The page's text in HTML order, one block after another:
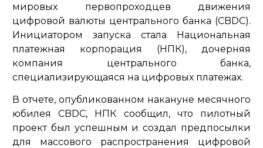
мировых первопроходцев движения
цифровой валюты центрального банка (CBDC).
Инициатором запуска стала Национальная
платежная корпорация (НПК), дочерняя
компания центрального банка,
специализирующаяся на цифровых платежах.
В отчете, опубликованном накануне месячного
юбилея CBDC, НПК сообщил, что пилотный
проект был успешным и создал предпосылки
для массового распространения цифровой